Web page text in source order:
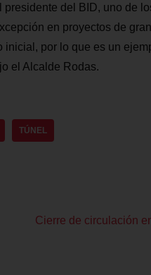
del BID, uno de
en proyectos de
por lo que es un
el Alcalde Rodas.
TÚNEL
Cierre de circulación